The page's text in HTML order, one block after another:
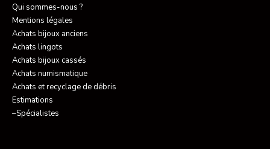
Qui sommes-nous ?
Mentions légales
Achats bijoux anciens
Achats lingots
Achats bijoux cassés
Achats numismatique
Achats et recyclage de débris
Estimations
–Spécialistes